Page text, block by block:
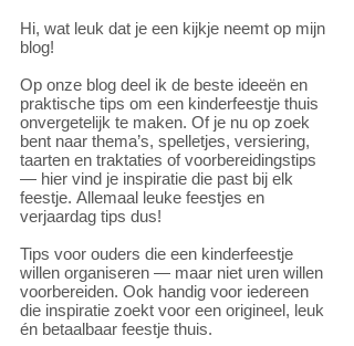
Hi, wat leuk dat je een kijkje neemt op mijn
blog!
Op onze blog deel ik de beste ideeën en
praktische tips om een kinderfeestje thuis
onvergetelijk te maken. Of je nu op zoek
bent naar thema’s, spelletjes, versiering,
taarten en traktaties of voorbereidingstips
— hier vind je inspiratie die past bij elk
feestje. Allemaal leuke feestjes en
verjaardag tips dus!
Tips voor ouders die een kinderfeestje
willen organiseren — maar niet uren willen
voorbereiden. Ook handig voor iedereen
die inspiratie zoekt voor een origineel, leuk
én betaalbaar feestje thuis.